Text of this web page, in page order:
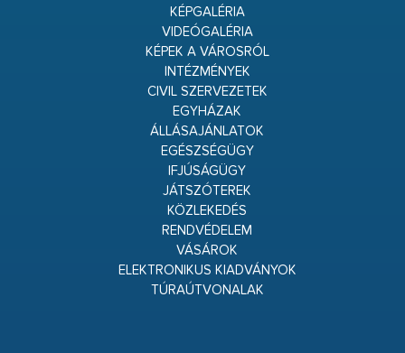
KÉPGALÉRIA
VIDEÓGALÉRIA
KÉPEK A VÁROSRÓL
INTÉZMÉNYEK
CIVIL SZERVEZETEK
EGYHÁZAK
ÁLLÁSAJÁNLATOK
EGÉSZSÉGÜGY
IFJÚSÁGÜGY
JÁTSZÓTEREK
KÖZLEKEDÉS
RENDVÉDELEM
VÁSÁROK
ELEKTRONIKUS KIADVÁNYOK
TÚRAÚTVONALAK